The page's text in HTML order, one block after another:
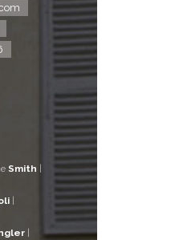
Smith |
|
|